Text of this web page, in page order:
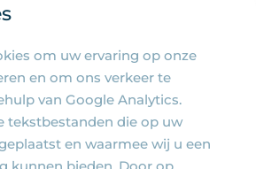
om uw ervaring op onze
en om ons verkeer te
van Google Analytics.
tekstbestanden die op uw
en waarmee wij u een